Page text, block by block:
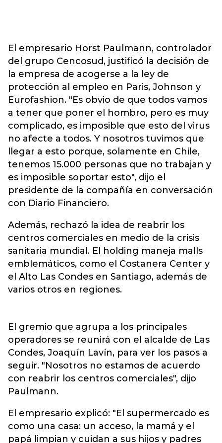
El empresario Horst Paulmann, controlador
del grupo Cencosud, justificó la decisión de
la empresa de acogerse a la ley de
protección al empleo en Paris, Johnson y
Eurofashion. "Es obvio de que todos vamos
a tener que poner el hombro, pero es muy
complicado, es imposible que esto del virus
no afecte a todos. Y nosotros tuvimos que
llegar a esto porque, solamente en Chile,
tenemos 15.000 personas que no trabajan y
es imposible soportar esto", dijo el
presidente de la compañía en conversación
con Diario Financiero.
Además, rechazó la idea de reabrir los
centros comerciales en medio de la crisis
sanitaria mundial. El holding maneja malls
emblemáticos, como el Costanera Center y
el Alto Las Condes en Santiago, además de
varios otros en regiones.
El gremio que agrupa a los principales
operadores se reunirá con el alcalde de Las
Condes, Joaquín Lavín, para ver los pasos a
seguir. "Nosotros no estamos de acuerdo
con reabrir los centros comerciales", dijo
Paulmann.
El empresario explicó: "El supermercado es
como una casa: un acceso, la mamá y el
papá limpian y cuidan a sus hijos y padres